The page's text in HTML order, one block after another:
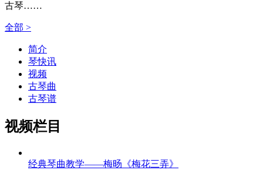
古琴……
全部 >
简介
琴快讯
视频
古琴曲
古琴谱
视频栏目
经典琴曲教学——梅旸《梅花三弄》